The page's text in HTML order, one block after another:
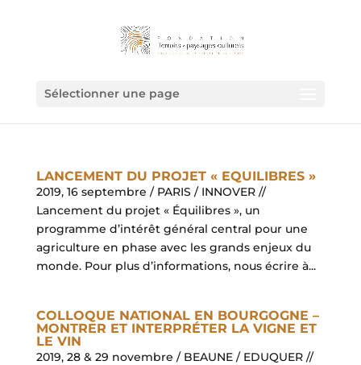
Sélectionner une page
LANCEMENT DU PROJET « EQUILIBRES »
2019, 16 septembre / PARIS / INNOVER //
Lancement du projet « Équilibres », un
programme d’intérêt général central pour une
agriculture en phase avec les grands enjeux du
monde. Pour plus d’informations, nous écrire à...
COLLOQUE NATIONAL EN BOURGOGNE –
MONTRER ET INTERPRÉTER LA VIGNE ET
LE VIN
2019, 28 & 29 novembre / BEAUNE / EDUQUER //